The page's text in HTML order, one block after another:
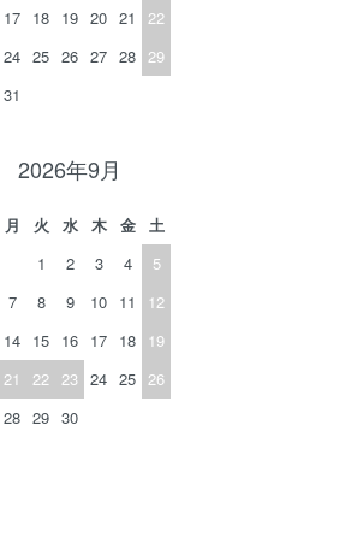
17 18 19 20 21
22
24 25 26 27 28 29
31
2026年9月
月 火 水 木 金
土
1
2 3 4
5
7 8 9 10 11
12
14 15 16 17 18
19
21 22 23 24 25 26
28 29 30